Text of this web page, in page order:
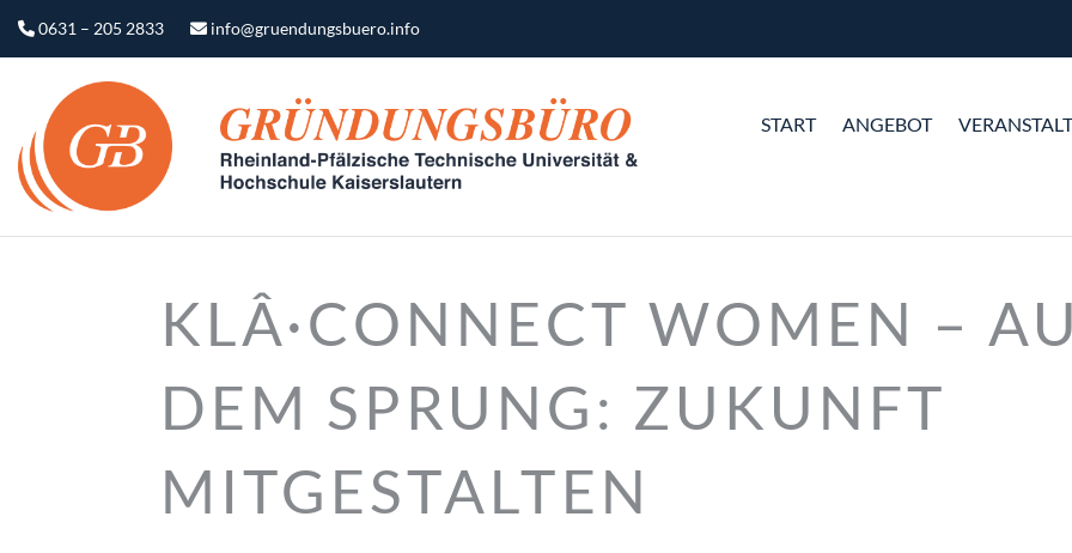
0631 – 205 2833 info@gruendungsbuero.info
START ANGEBOT
KLÂ·CONNECT WOMEN –
DEM SPRUNG: ZUKUNFT
MITGESTALTEN